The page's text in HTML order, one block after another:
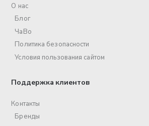
О нас
Блог
ЧаВо
Политика безопасности
Условия пользования сайтом
Поддержка клиентов
Контакты
Бренды